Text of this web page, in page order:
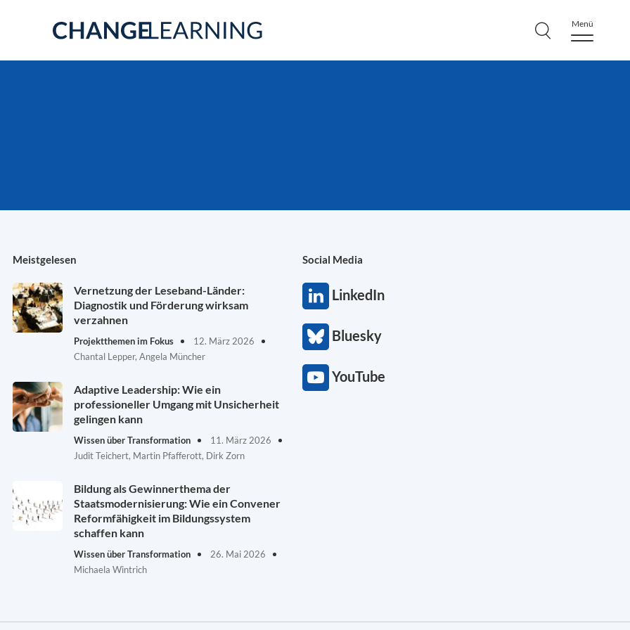
Menü
Meistgelesen
Vernetzung der Leseband-Länder:
Diagnostik und Förderung wirksam
verzahnen
Projektthemen im Fokus
12. März 2026
Chantal Lepper, Angela Müncher
Adaptive Leadership: Wie ein
professioneller Umgang mit Unsicherheit
gelingen kann
Wissen über Transformation
11. März 2026
Judit Teichert, Martin Pfafferott, Dirk Zorn
Bildung als Gewinnerthema der
Staatsmodernisierung: Wie ein Convener
Reformfähigkeit im Bildungssystem
schaffen kann
Wissen über Transformation
26. Mai 2026
Michaela Wintrich
Social Media
LinkedIn
Bluesky
YouTube